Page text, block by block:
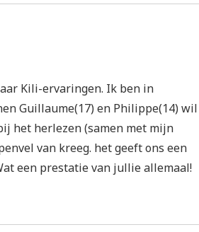
Kili-ervaringen. Ik ben in
Guillaume(17) en Philippe(14) wil
het herlezen (samen met mijn
van kreeg. het geeft ons een
een prestatie van jullie allemaal!